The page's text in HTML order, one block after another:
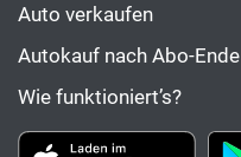
Auto verkaufen
Autokauf nach Abo-Ende
Wie funktioniert’s?